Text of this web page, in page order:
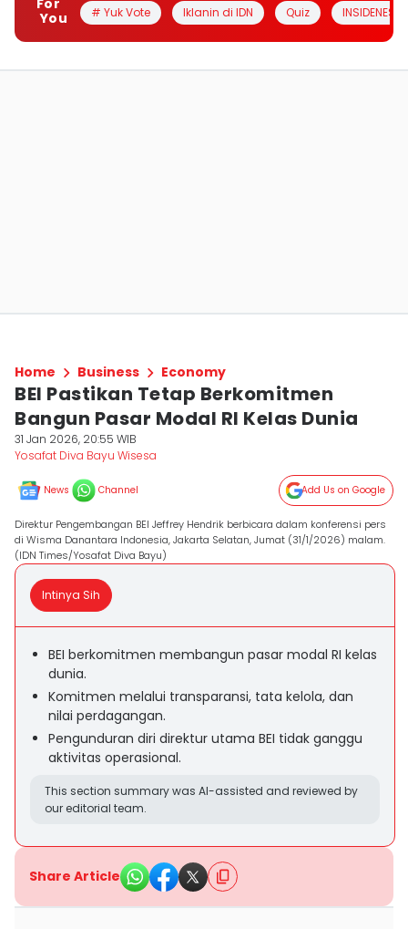
For
You
# Yuk Vote Iklanin di IDN Quiz INSIDENESIA
Home Business Economy
BEI Pastikan Tetap Berkomitmen
Bangun Pasar Modal RI Kelas Dunia
31 Jan 2026, 20:55 WIB
Yosafat Diva Bayu Wisesa
News Channel Add Us on Google
Direktur Pengembangan BEI Jeffrey Hendrik berbicara dalam konferensi pers
di Wisma Danantara Indonesia, Jakarta Selatan, Jumat (31/1/2026) malam.
(IDN Times/Yosafat Diva Bayu)
Intinya Sih
BEI berkomitmen membangun pasar modal RI kelas
dunia.
Komitmen melalui transparansi, tata kelola, dan
nilai perdagangan.
Pengunduran diri direktur utama BEI tidak ganggu
aktivitas operasional.
This section summary was AI-assisted and reviewed by
our editorial team.
Share Article